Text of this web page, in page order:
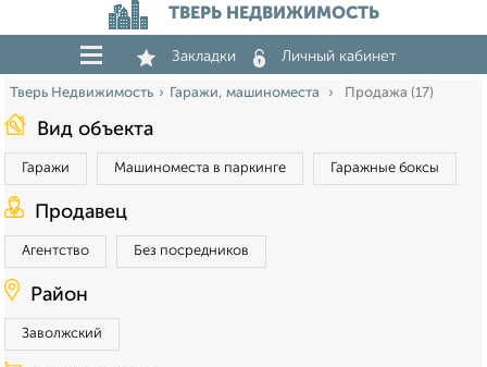
ТВЕРЬ НЕДВИЖИМОСТЬ
Закладки Личный кабинет
Тверь Недвижимость Гаражи, машиноместа Продажа (17)
Вид объекта
Гаражи Машиноместа в паркинге Гаражные боксы
Продавец
Агентство Без посредников
Район
Заволжский